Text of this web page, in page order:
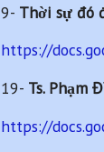
9- Thời sự đó
https://
19- Ts. Phạm
https://